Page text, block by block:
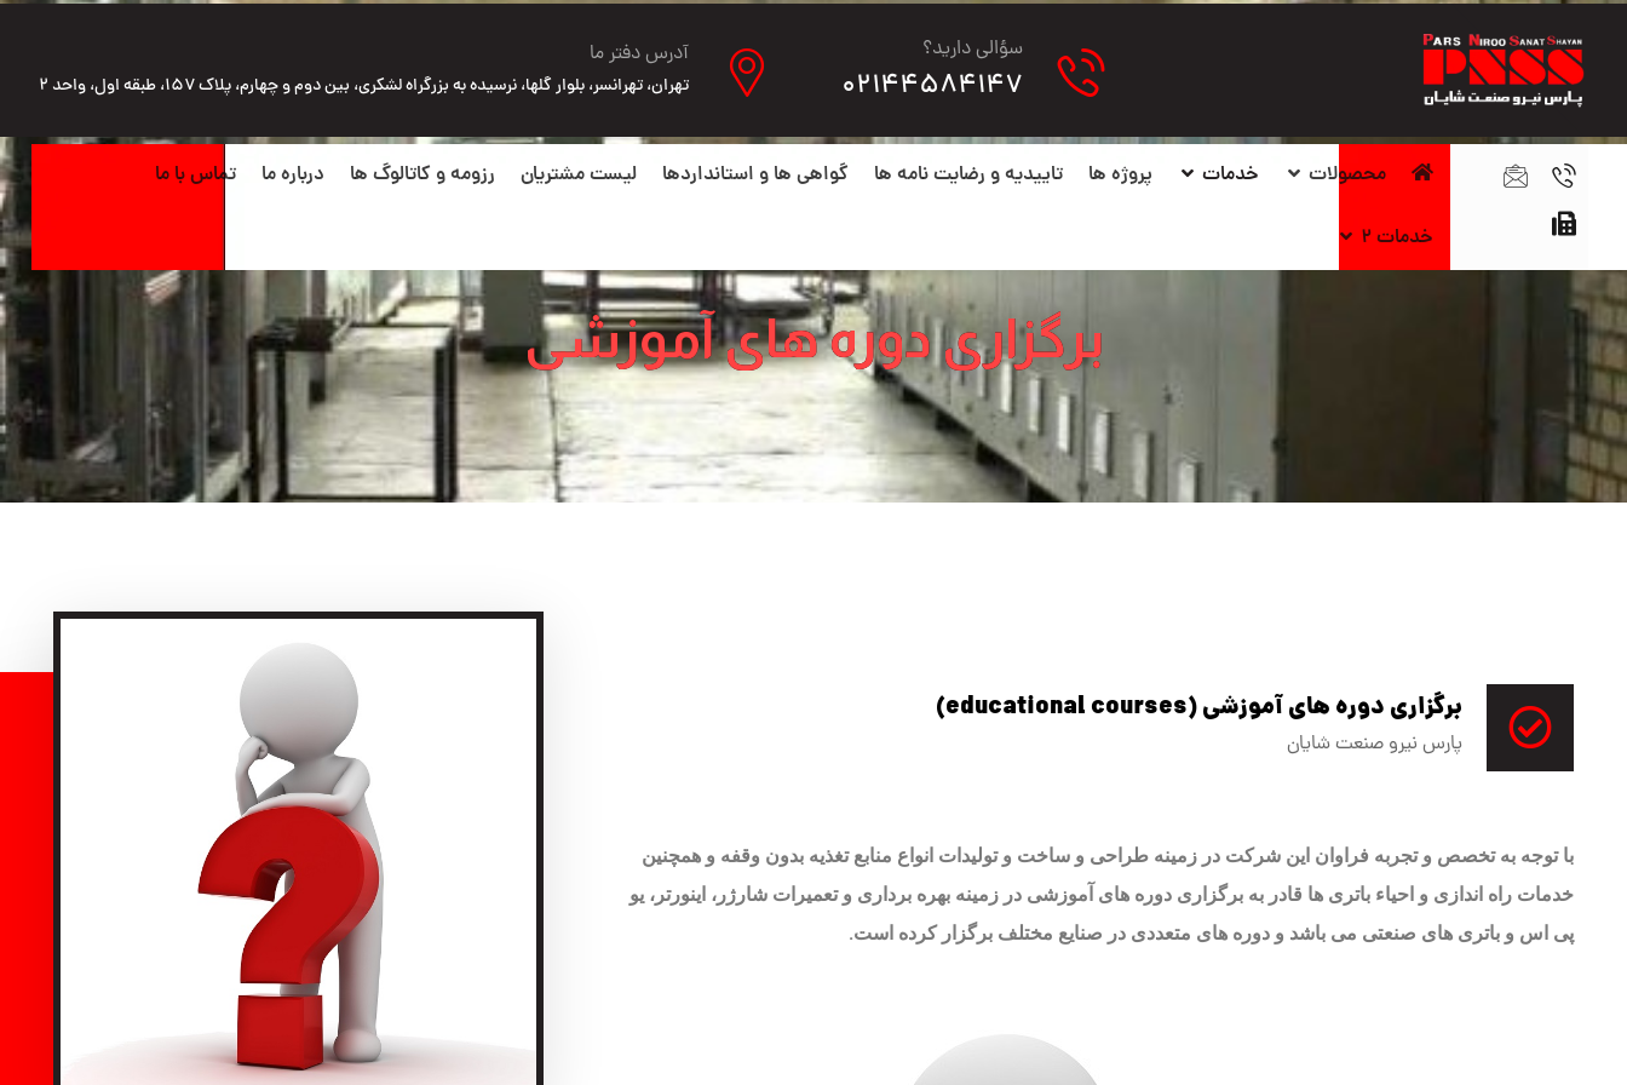
آدرس دفتر ما
تهران، تهرانسر، بلوار گلها، نرسیده به بزرگراه لشکری، بین دوم و چهارم، پلاک ۱۵۷، طبقه اول، واحد ۲
سؤالی دارید؟
02144584147
محصولات خدمات پروژه ها تاییدیه و رضایت نامه ها گواهی ها و استانداردها لیست مشتریان رزومه و کاتالوگ ها درباره ما تماس با ما
خدمات ۲
برگزاری دوره های آموزشی
برگزاری دوره های آموزشی (educational courses)
پارس نیرو صنعت شایان
با توجه به تخصص و تجربه فراوان این شرکت در زمینه طراحی و ساخت و تولیدات انواع منابع تغذیه بدون وقفه و همچنین
خدمات راه اندازی و احیاء باتری ها قادر به برگزاری دوره های آموزشی در زمینه بهره برداری و تعمیرات شارژر، اینورتر، یو
پی اس و باتری های صنعتی می باشد و دوره های متعددی در صنایع مختلف برگزار کرده است.